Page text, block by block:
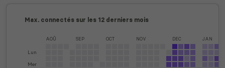
Max. connectés sur les 12 derniers mois
Lun
Mer
AOÛ SEP OCT NOV DEC JAN